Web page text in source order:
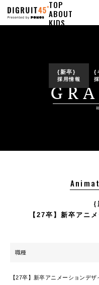
TOP
ABOUT
KIDS
{新卒}
採用情報
{
【27卒】新卒アニ
職種
【27卒】新卒アニメーションデザ